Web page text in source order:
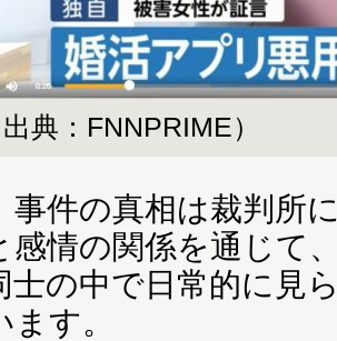
出典：FNNPRIME）
件の真相は裁判所
感情の関係を通じて
士の中で日常的に見
す。